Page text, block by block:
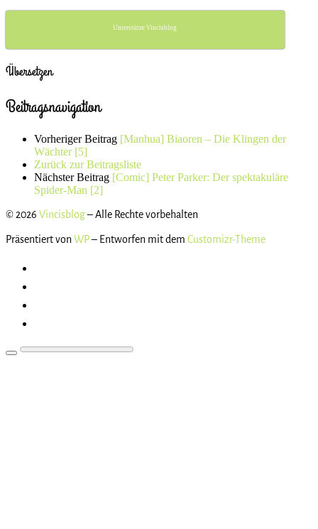
Unterstütze Vincisblog
Übersetzen
Beitragsnavigation
Vorheriger Beitrag [Manhua] Biaoren – Die Klingen der
Wächter [5]
Zurück zur Beitragsliste
Nächster Beitrag [Comic] Peter Parker: Der spektakuläre
Spider-Man [2]
© 2026 Vincisblog– Alle Rechte vorbehalten
Präsentiert von WP– Entworfen mit dem Customizr-Theme